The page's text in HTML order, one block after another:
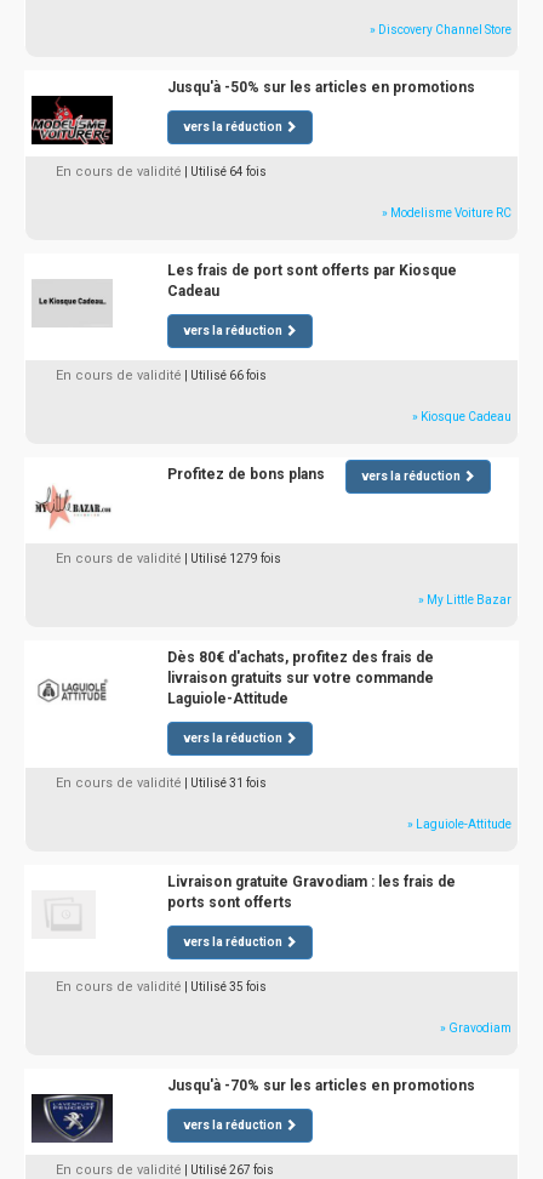
» Discovery Channel Store
Jusqu'à -50% sur les articles en promotions
vers la réduction
En cours de validité | Utilisé 64 fois
» Modelisme Voiture RC
Les frais de port sont offerts par Kiosque
Cadeau
vers la réduction
En cours de validité | Utilisé 66 fois
» Kiosque Cadeau
Profitez de bons plans vers la réduction
En cours de validité | Utilisé 1279 fois
» My Little Bazar
Dès 80€ d'achats, profitez des frais de
livraison gratuits sur votre commande
Laguiole-Attitude
vers la réduction
En cours de validité | Utilisé 31 fois
» Laguiole-Attitude
Livraison gratuite Gravodiam : les frais de
ports sont offerts
vers la réduction
En cours de validité | Utilisé 35 fois
» Gravodiam
Jusqu'à -70% sur les articles en promotions
vers la réduction
En cours de validité | Utilisé 267 fois